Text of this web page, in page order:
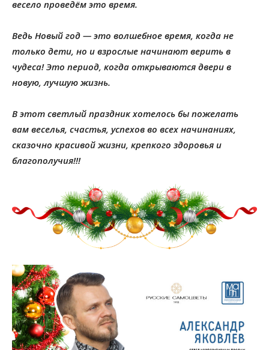
весело проведём это время.
Ведь Новый год — это волшебное время, когда не
только дети, но и взрослые начинают верить в
чудеса! Это период, когда открываются двери в
новую, лучшую жизнь.
В этот светлый праздник хотелось бы пожелать
вам веселья, счастья, успехов во всех начинаниях,
сказочно красивой жизни, крепкого здоровья и
благополучия!!!